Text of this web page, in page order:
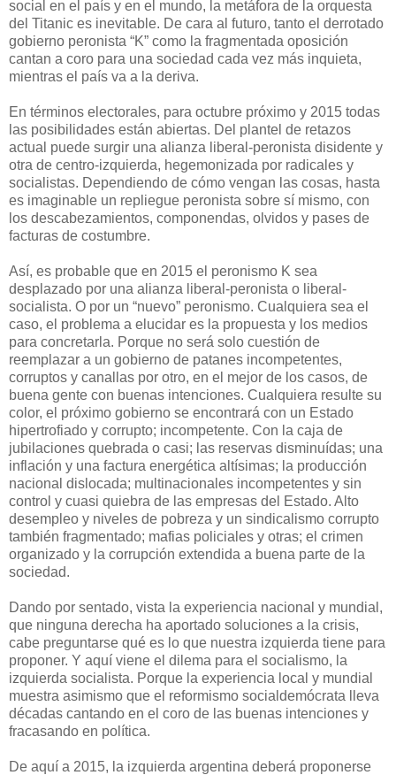
social en el país y en el mundo, la metáfora de la orquesta
del Titanic es inevitable. De cara al futuro, tanto el derrotado
gobierno peronista “K” como la fragmentada oposición
cantan a coro para una sociedad cada vez más inquieta,
mientras el país va a la deriva.
En términos electorales, para octubre próximo y 2015 todas
las posibilidades están abiertas. Del plantel de retazos
actual puede surgir una alianza liberal-peronista disidente y
otra de centro-izquierda, hegemonizada por radicales y
socialistas. Dependiendo de cómo vengan las cosas, hasta
es imaginable un repliegue peronista sobre sí mismo, con
los descabezamientos, componendas, olvidos y pases de
facturas de costumbre.
Así, es probable que en 2015 el peronismo K sea
desplazado por una alianza liberal-peronista o liberal-
socialista. O por un “nuevo” peronismo. Cualquiera sea el
caso, el problema a elucidar es la propuesta y los medios
para concretarla. Porque no será solo cuestión de
reemplazar a un gobierno de patanes incompetentes,
corruptos y canallas por otro, en el mejor de los casos, de
buena gente con buenas intenciones. Cualquiera resulte su
color, el próximo gobierno se encontrará con un Estado
hipertrofiado y corrupto; incompetente. Con la caja de
jubilaciones quebrada o casi; las reservas disminuídas; una
inflación y una factura energética altísimas; la producción
nacional dislocada; multinacionales incompetentes y sin
control y cuasi quiebra de las empresas del Estado. Alto
desempleo y niveles de pobreza y un sindicalismo corrupto
también fragmentado; mafias policiales y otras; el crimen
organizado y la corrupción extendida a buena parte de la
sociedad.
Dando por sentado, vista la experiencia nacional y mundial,
que ninguna derecha ha aportado soluciones a la crisis,
cabe preguntarse qué es lo que nuestra izquierda tiene para
proponer. Y aquí viene el dilema para el socialismo, la
izquierda socialista. Porque la experiencia local y mundial
muestra asimismo que el reformismo socialdemócrata lleva
décadas cantando en el coro de las buenas intenciones y
fracasando en política.
De aquí a 2015, la izquierda argentina deberá proponerse